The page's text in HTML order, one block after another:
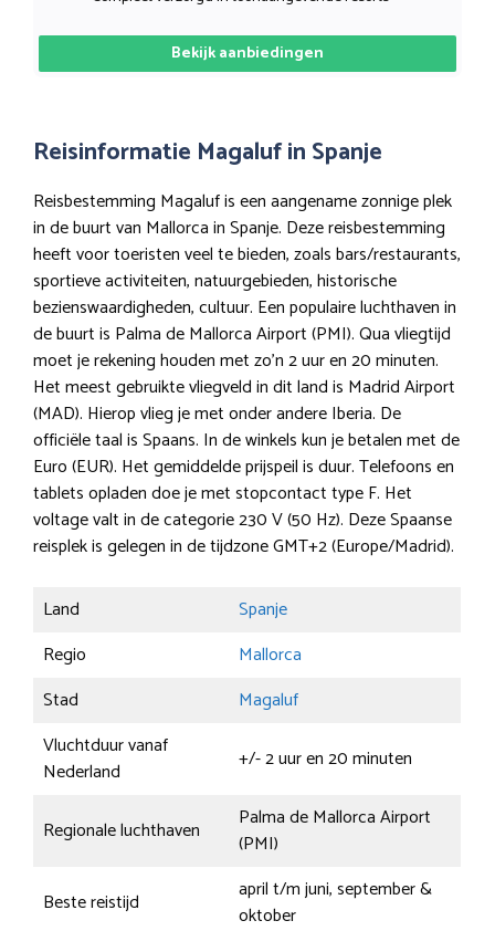
Bekijk aanbiedingen
Reisinformatie Magaluf in Spanje
Reisbestemming Magaluf is een aangename zonnige plek
in de buurt van Mallorca in Spanje. Deze reisbestemming
heeft voor toeristen veel te bieden, zoals bars/restaurants,
sportieve activiteiten, natuurgebieden, historische
bezienswaardigheden, cultuur. Een populaire luchthaven in
de buurt is Palma de Mallorca Airport (PMI). Qua vliegtijd
moet je rekening houden met zo’n 2 uur en 20 minuten.
Het meest gebruikte vliegveld in dit land is Madrid Airport
(MAD). Hierop vlieg je met onder andere Iberia. De
officiële taal is Spaans. In de winkels kun je betalen met de
Euro (EUR). Het gemiddelde prijspeil is duur. Telefoons en
tablets opladen doe je met stopcontact type F. Het
voltage valt in de categorie 230 V (50 Hz). Deze Spaanse
reisplek is gelegen in de tijdzone GMT+2 (Europe/Madrid).
Land
Spanje
Regio
Mallorca
Stad
Magaluf
Vluchtduur vanaf
Nederland
+/- 2 uur en 20 minuten
Regionale luchthaven
Palma de Mallorca Airport
(PMI)
Beste reistijd
april t/m juni, september &
oktober